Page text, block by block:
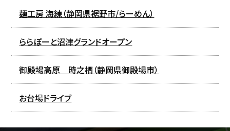
麺工房 海練（静岡県裾野市/らーめん）
ららぽーと沼津グランドオープン
御殿場高原 時之栖（静岡県御殿場市）
お台場ドライブ